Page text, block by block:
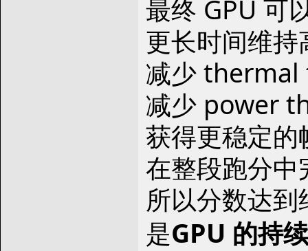
最终 GPU 可
更长时间维持
减少
减少 power
获得更稳定的
在整段跑分
所以分数达到
是GPU 的持